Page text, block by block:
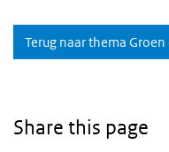
Terug naar thema
Share this page